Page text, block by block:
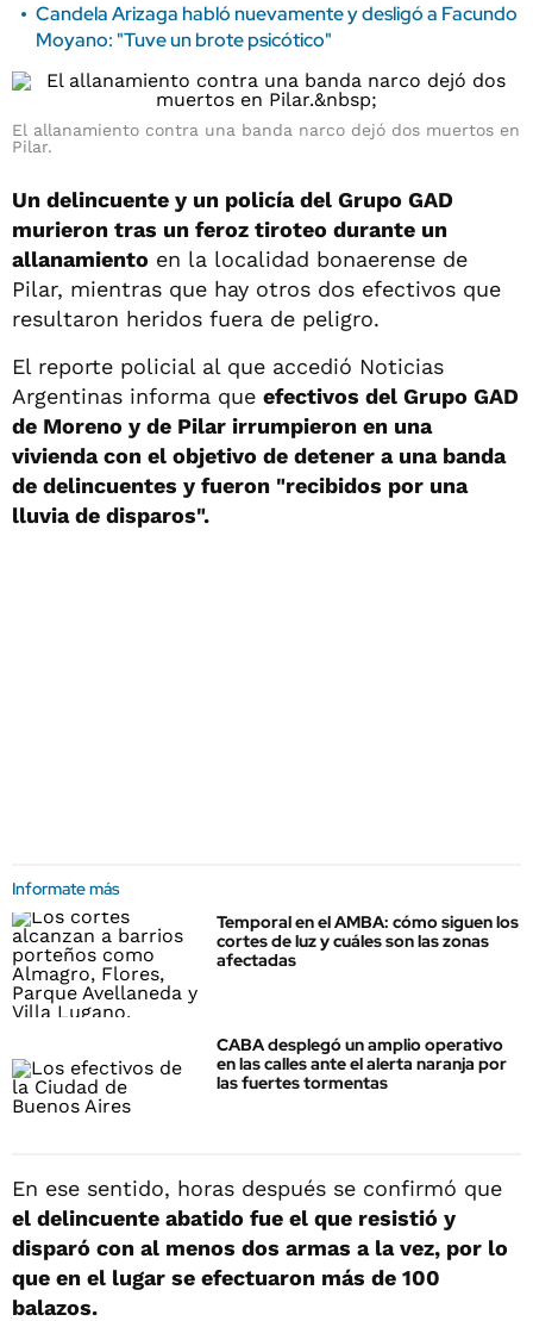
Candela Arizaga habló nuevamente y desligó a Facundo
Moyano: "Tuve un brote psicótico"
El allanamiento contra una banda narco dejó dos muertos en
Pilar.
Un delincuente y un policía del Grupo GAD
murieron tras un feroz tiroteo durante un
allanamiento en la localidad bonaerense de
Pilar, mientras que hay otros dos efectivos que
resultaron heridos fuera de peligro.
El reporte policial al que accedió Noticias
Argentinas informa que efectivos del Grupo GAD
de Moreno y de Pilar irrumpieron en una
vivienda con el objetivo de detener a una banda
de delincuentes y fueron "recibidos por una
lluvia de disparos".
Informate más
Temporal en el AMBA: cómo siguen los
cortes de luz y cuáles son las zonas
afectadas
CABA desplegó un amplio operativo
en las calles ante el alerta naranja por
las fuertes tormentas
En ese sentido, horas después se confirmó que
el delincuente abatido fue el que resistió y
disparó con al menos dos armas a la vez, por lo
que en el lugar se efectuaron más de 100
balazos.